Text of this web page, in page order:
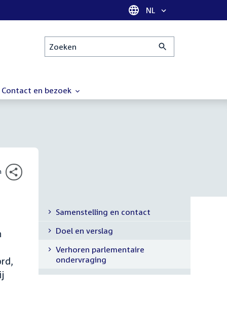
Taal selectie
NL
Zoeken
Contact en bezoek
Secundaire
Samenstelling en contact
Doel en verslag
Verhoren parlementaire
ondervraging